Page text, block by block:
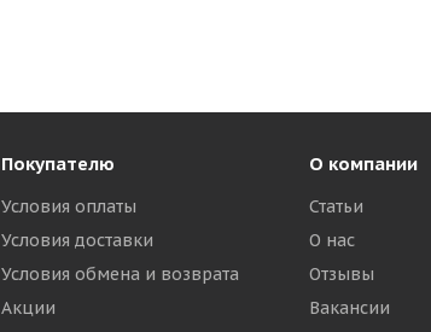
Покупателю
Условия оплаты
Условия доставки
Условия обмена и возврата
Акции
О компании
Статьи
О нас
Отзывы
Вакансии